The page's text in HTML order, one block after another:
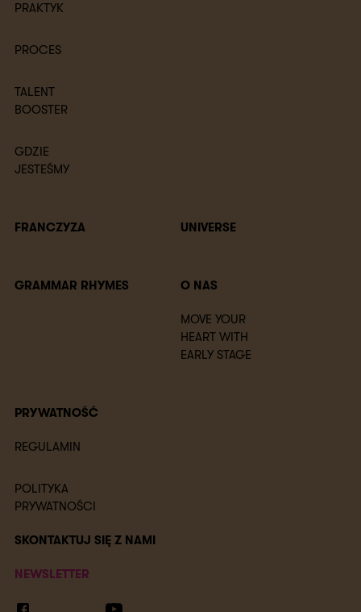
PRAKTYK
PROCES
TALENT
BOOSTER
GDZIE
JESTEŚMY
FRANCZYZA UNIVERSE
GRAMMAR RHYMES O NAS
MOVE YOUR
HEART WITH
EARLY STAGE
PRYWATNOŚĆ
REGULAMIN
POLITYKA
PRYWATNOŚCI
SKONTAKTUJ SIĘ Z NAMI
NEWSLETTER